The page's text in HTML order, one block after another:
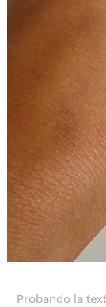
Probando la